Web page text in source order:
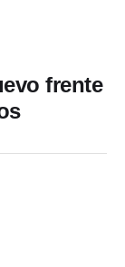
frente